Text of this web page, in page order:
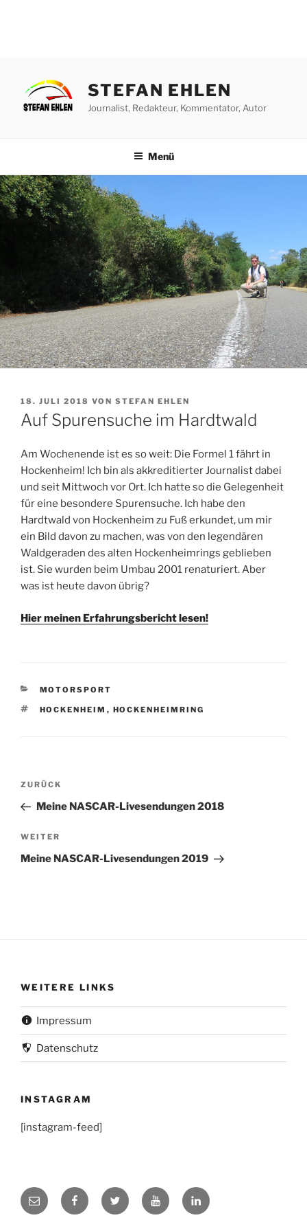
springen
STEFAN EHLEN
Journalist, Redakteur, Kommentator, Autor
Menü
VERÖFFENTLICHT
AM
18. JULI 2018 VON STEFAN EHLEN
Auf Spurensuche im Hardtwald
Am Wochenende ist es so weit: Die Formel 1 fährt in
Hockenheim! Ich bin als akkreditierter Journalist dabei
und seit Mittwoch vor Ort. Ich hatte so die Gelegenheit
für eine besondere Spurensuche. Ich habe den
Hardtwald von Hockenheim zu Fuß erkundet, um mir
ein Bild davon zu machen, was von den legendären
Waldgeraden des alten Hockenheimrings geblieben
ist. Sie wurden beim Umbau 2001 renaturiert. Aber
was ist heute davon übrig?
Hier meinen Erfahrungsbericht lesen!
KATEGORIEN
MOTORSPORT
SCHLAGWÖRTER
HOCKENHEIM , HOCKENHEIMRING
Beitragsnavigation
Vorheriger
Beitrag
ZURÜCK
Meine NASCAR-Livesendungen 2018
Nächster
Beitrag
WEITER
Meine NASCAR-Livesendungen 2019
WEITERE LINKS
Impressum
Datenschutz
INSTAGRAM
[instagram-feed]
Mail FacebookTwitter YouTube
LinkedIn